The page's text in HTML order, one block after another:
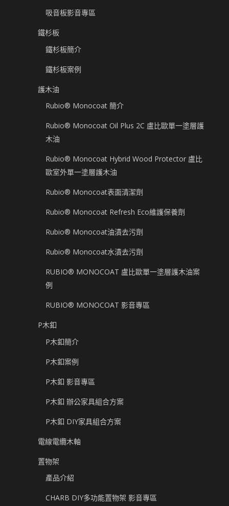
吸音板影音專區
鐵杉板
鐵杉板簡介
鐵杉板案例
護木油
Rubio® Monocoat 簡介
Rubio® Monocoat Oil Plus 2C 盧比歐單一塗層護
木油
Rubio® Monocoat Hybrid Wood Protector 盧比
歐室外單一塗層護木油
Rubio® Monocoat表面清潔劑
Rubio® Monocoat Refresh Eco維護保養劑
Rubio® Monocoat油漬去污劑
Rubio® Monocoat水漬去污劑
RUBIO® MONOCOAT 盧比歐單一塗層護木油案
例
RUBIO® MONOCOAT 影音專區
P木釦
P木釦簡介
P木釦案例
P木釦 影音專區
P木釦 辦公家具組合方案
P木釦 DIY家具組合方案
電線電纜木軸
置物架
產品介紹
CHARB DIY多功能置物架 影音專區